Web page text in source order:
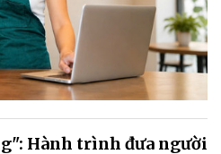
Hành trình đưa người